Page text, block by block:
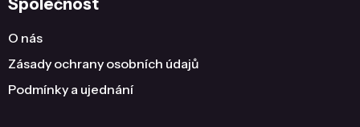
Společnost
O nás
Zásady ochrany osobních údajů
Podmínky a ujednání